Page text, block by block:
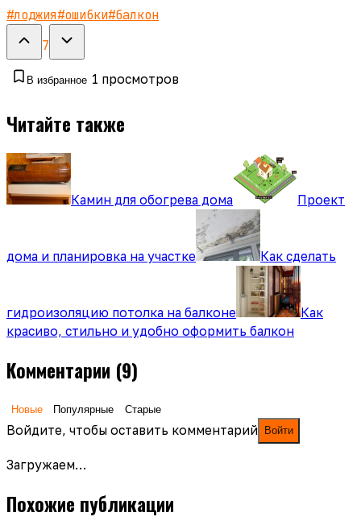
#лоджия#ошибки#балкон
7
В избранное 1 просмотров
Читайте также
Камин для обогрева дома Проект
дома и планировка на участке Как сделать
гидроизоляцию потолка на балконе
Как
красиво, стильно и удобно оформить балкон
Комментарии (9)
Новые Популярные Старые
Войдите, чтобы оставить комментарий Войти
Загружаем…
Похожие публикации